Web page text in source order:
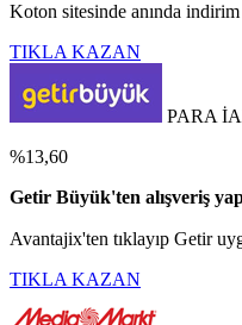
Koton sitesinde anında
TIKLA KAZAN
PARA
%13,60
Getir Büyük'ten alışveriş
Avantajix'ten tıklayıp Getir
TIKLA KAZAN